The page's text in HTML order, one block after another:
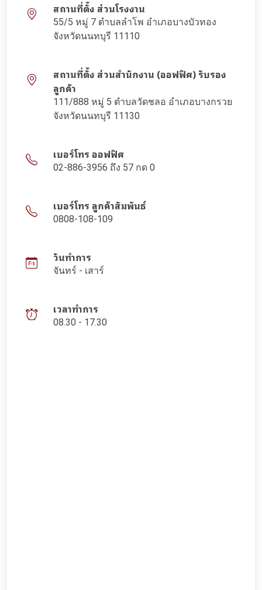
สถานที่ตั้ง ส่วนโรงงาน
55/5 หมู่ 7 ตำบลลำโพ อำเภอบางบัวทอง
จังหวัดนนทบุรี 11110
สถานที่ตั้ง ส่วนสำนักงาน (ออฟฟิศ) รับรอง
ลูกค้า
111/888 หมู่ 5 ตำบลวัดชลอ อำเภอบางกรวย
จังหวัดนนทบุรี 11130
เบอร์โทร ออฟฟิศ
02-886-3956 ถึง 57 กด 0
เบอร์โทร ลูกค้าสัมพันธ์
0808-108-109
วันทำการ
จันทร์ - เสาร์
เวลาทำการ
08.30 - 17.30